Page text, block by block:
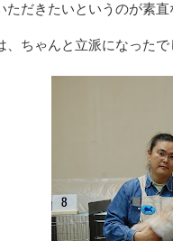
ただきたいというのが素直
、ちゃんと立派になったで